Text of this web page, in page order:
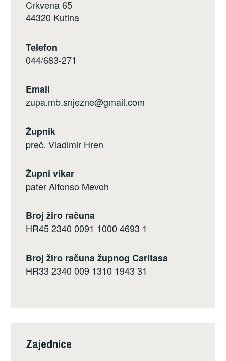
Crkvena 65
44320 Kutina
Telefon
044/683-271
Email
zupa.mb.snjezne@gmail.com
Župnik
preč. Vladimir Hren
Župni vikar
pater Alfonso Mevoh
Broj žiro računa
HR45 2340 0091 1000 4693 1
Broj žiro računa župnog Caritasa
HR33 2340 009 1310 1943 31
Zajednice